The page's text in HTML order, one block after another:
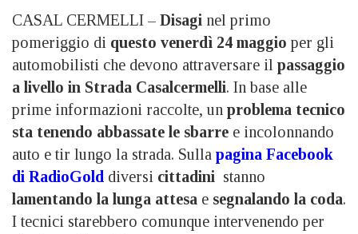
CASAL CERMELLI – Disagi nel primo
pomeriggio di questo venerdì 24 maggio per gli
automobilisti che devono attraversare il passaggio
a livello in Strada Casalcermelli. In base alle
prime informazioni raccolte, un problema tecnico
sta tenendo abbassate le sbarre e incolonnando
auto e tir lungo la strada. Sulla pagina Facebook
di RadioGold diversi cittadini stanno
lamentando la lunga attesa e segnalando la coda.
I tecnici starebbero comunque intervenendo per